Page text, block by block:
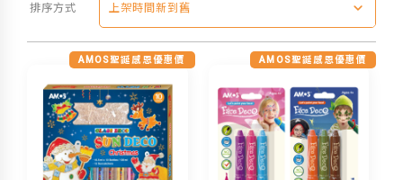
排序方式 上架時間新到舊
AMOS聖誕感恩優惠價 AMOS聖誕感恩優惠價